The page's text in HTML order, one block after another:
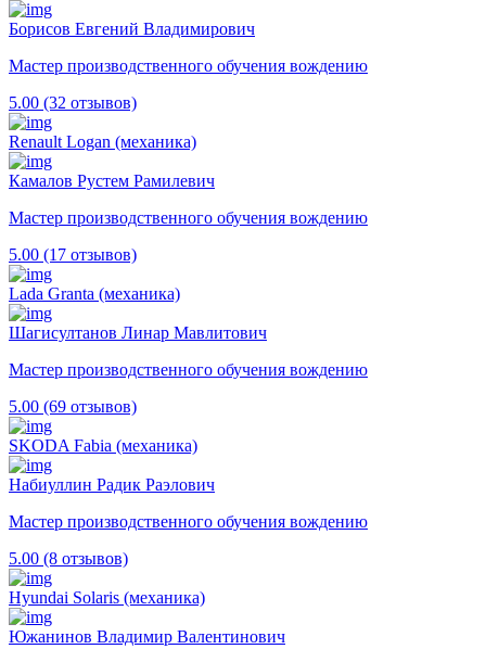
Борисов Евгений Владимирович
Мастер производственного обучения вождению
5.00 (32 отзывов)
Renault Logan (механика)
Камалов Рустем Рамилевич
Мастер производственного обучения вождению
5.00 (17 отзывов)
Lada Granta (механика)
Шагисултанов Линар Мавлитович
Мастер производственного обучения вождению
5.00 (69 отзывов)
SKODA Fabia (механика)
Набиуллин Радик Раэлович
Мастер производственного обучения вождению
5.00 (8 отзывов)
Hyundai Solaris (механика)
Южанинов Владимир Валентинович